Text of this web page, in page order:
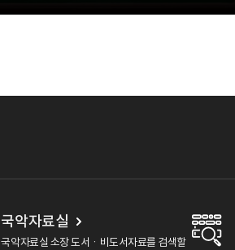
국악자료실
국악자료실 소장 도서ㆍ비도서자료를 검색할